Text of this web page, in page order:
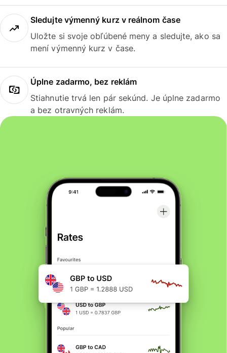
Sledujte výmenný kurz v reálnom čase
Uložte si svoje obľúbené meny a sledujte, ako sa
mení výmenný kurz v čase.
Úplne zadarmo, bez reklám
Stiahnutie trvá len pár sekúnd. Je úplne zadarmo
a bez otravných reklám.